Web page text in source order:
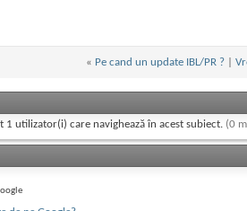
« Pe cand un update IBL/PR ?
1 utilizator(i) care navighează în acest subiect. (0